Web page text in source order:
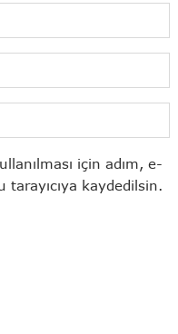
için adım, e-
kaydedilsin.